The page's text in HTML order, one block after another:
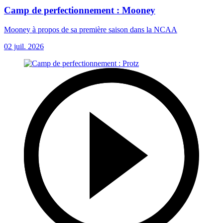
Camp de perfectionnement : Mooney
Mooney à propos de sa première saison dans la NCAA
02 juil. 2026